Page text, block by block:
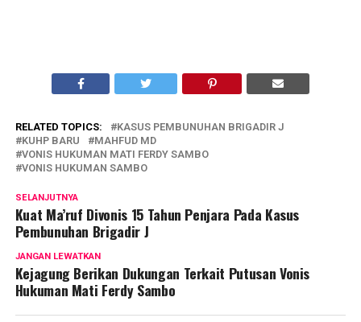
RELATED TOPICS:
KASUS PEMBUNUHAN BRIGADIR J
KUHP BARU
MAHFUD MD
VONIS HUKUMAN MATI FERDY SAMBO
VONIS HUKUMAN SAMBO
SELANJUTNYA
Kuat Ma’ruf Divonis 15 Tahun Penjara Pada Kasus
Pembunuhan Brigadir J
JANGAN LEWATKAN
Kejagung Berikan Dukungan Terkait Putusan Vonis
Hukuman Mati Ferdy Sambo